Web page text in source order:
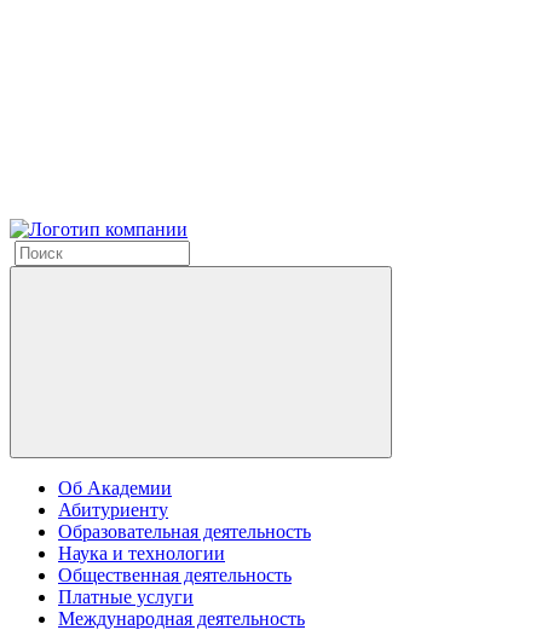
Об Академии
Абитуриенту
Образовательная деятельность
Наука и технологии
Общественная деятельность
Платные услуги
Международная деятельность